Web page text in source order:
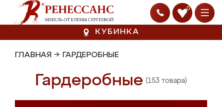
0
КУБИНКА
ГЛАВНАЯ → ГАРДЕРОБНЫЕ
Гардеробные (153 товара)